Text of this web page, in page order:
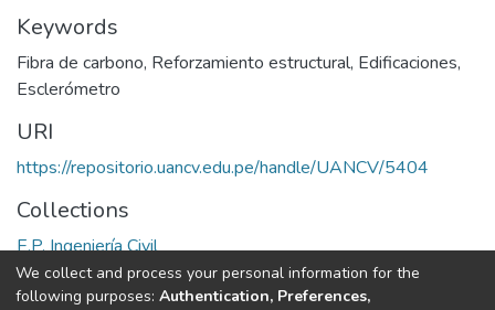
Keywords
Fibra de carbono, Reforzamiento estructural, Edificaciones,
Esclerómetro
URI
https://repositorio.uancv.edu.pe/handle/UANCV/5404
Collections
E.P. Ingeniería Civil
Full item page
We collect and process your personal information for the
following purposes: Authentication, Preferences,